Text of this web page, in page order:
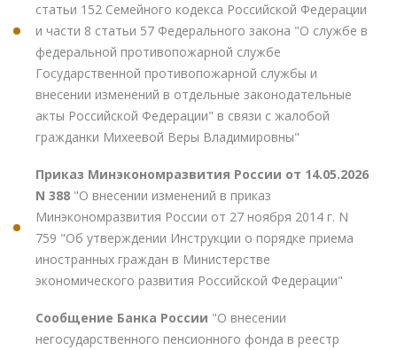
статьи 152 Семейного кодекса Российской Федерации
и части 8 статьи 57 Федерального закона "О службе в
федеральной противопожарной службе
Государственной противопожарной службы и
внесении изменений в отдельные законодательные
акты Российской Федерации" в связи с жалобой
гражданки Михеевой Веры Владимировны"
Приказ Минэкономразвития России от 14.05.2026
N 388 "О внесении изменений в приказ
Минэкономразвития России от 27 ноября 2014 г. N
759 "Об утверждении Инструкции о порядке приема
иностранных граждан в Министерстве
экономического развития Российской Федерации"
Сообщение Банка России "О внесении
негосударственного пенсионного фонда в реестр